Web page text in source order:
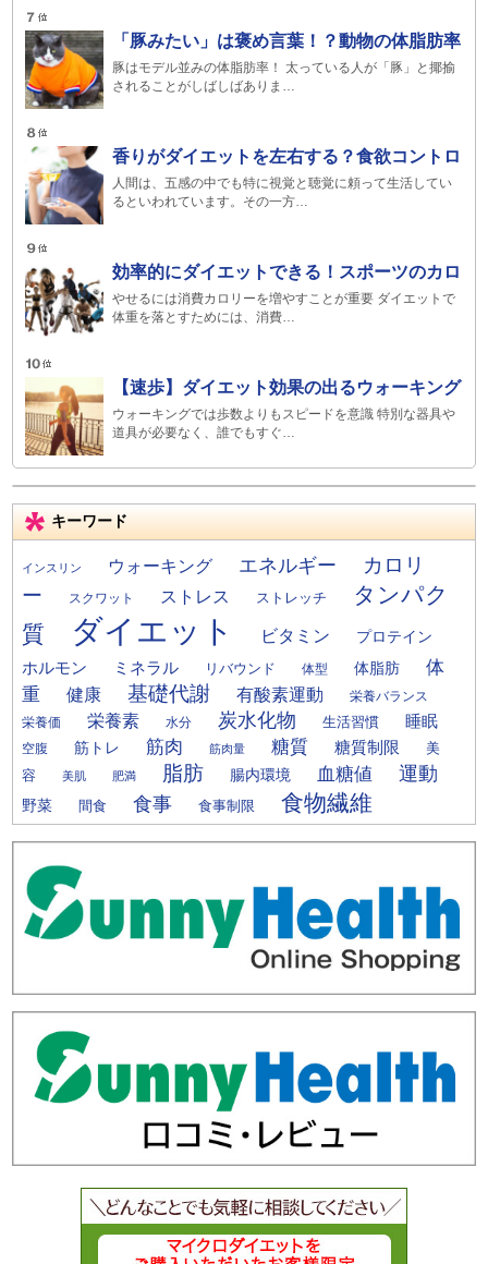
「豚みたい」は褒め言葉！？動物の体脂肪率
豚はモデル並みの体脂肪率！ 太っている人が「豚」と揶揄
されることがしばしばありま…
香りがダイエットを左右する？食欲コントロ
人間は、五感の中でも特に視覚と聴覚に頼って生活してい
るといわれています。その一方…
効率的にダイエットできる！スポーツのカロ
やせるには消費カロリーを増やすことが重要 ダイエットで
体重を落とすためには、消費…
【速歩】ダイエット効果の出るウォーキング
ウォーキングでは歩数よりもスピードを意識 特別な器具や
道具が必要なく、誰でもすぐ…
キーワード
インスリン ウォーキング エネルギー
カロリ
ー
スクワット ストレス ストレッチ
タンパク
質
ダイエット ビタミン プロテイン
ホルモン ミネラル リバウンド 体型 体脂肪
体
重
健康 基礎代謝 有酸素運動 栄養バランス
栄養価 栄養素 水分 炭水化物 生活習慣 睡眠
空腹 筋トレ 筋肉 筋肉量 糖質 糖質制限
美
容
美肌 肥満 脂肪 腸内環境 血糖値 運動
野菜 間食 食事 食事制限 食物繊維